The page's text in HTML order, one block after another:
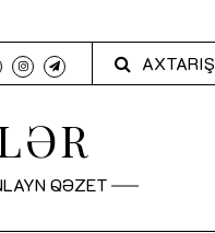
AXTARIŞ
QƏZET